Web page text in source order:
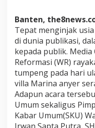
Banten,
Tepat menginjak
di dunia publikasi,
kepada publik.
Reformasi (WR)
tumpeng pada hari
villa Marina anyer
Adapun acara
Umum sekaligus
Kabar Umum(SKU)